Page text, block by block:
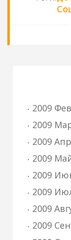
2009
2009
2009
2009
2009
2009
2009
2009